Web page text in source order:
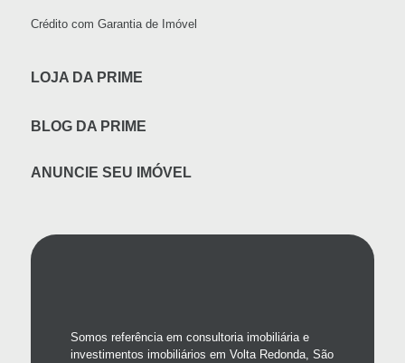
Crédito com Garantia de Imóvel
LOJA DA PRIME
BLOG DA PRIME
ANUNCIE SEU IMÓVEL
Somos referência em consultoria imobiliária e
investimentos imobiliários em Volta Redonda, São